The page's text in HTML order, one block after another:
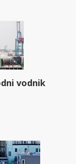
vodnik